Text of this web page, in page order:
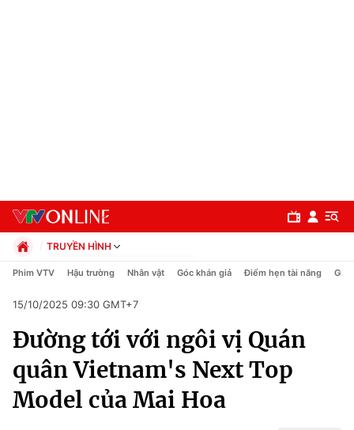
Chuyên mục
Chính trị
Xã hội
TRUYỀN HÌNH
Chính trị
Pháp luật
Kinh tế
Thể thao
Truyền hình
Văn hóa - Giải trí
Phim VTV Hậu trường Nhân vật Góc khán giả Điểm hẹn tài năng Giải
15/10/2025 09:30 GMT+7
Đường tới với ngôi vị Quán
quân Vietnam's Next Top
Model của Mai Hoa